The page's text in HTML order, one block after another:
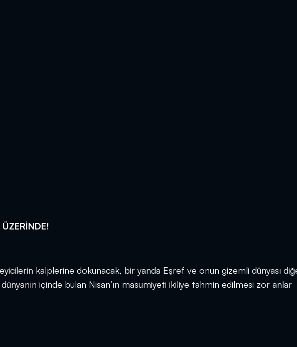
ÜZERİNDE!
kalplerine dokunacak, bir yanda Eşref ve onun gizemli dünyası
içinde bulan Nisan’ın masumiyeti ikiliye tahmin edilmesi zor anlar